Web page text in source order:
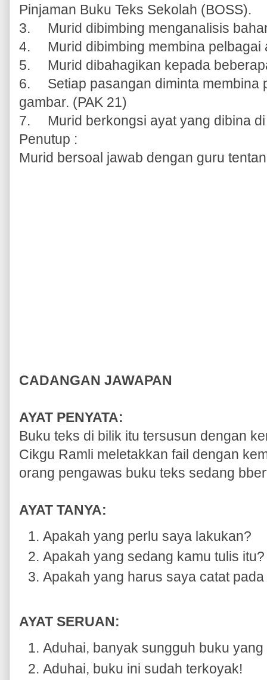
Pinjaman Buku Teks Sekolah (BOSS).
3.
Murid dibimbing menganalisis
4.
Murid dibimbing membina
5.
Murid dibahagikan kepada
6.
Setiap pasangan diminta
gambar. (PAK 21)
7.
Murid berkongsi ayat yang dibina
Penutup :
Murid bersoal jawab dengan guru
CADANGAN JAWAPAN
AYAT PENYATA:
Buku teks di bilik itu tersusun dengan
Cikgu Ramli meletakkan fail dengan
orang pengawas buku teks sedang
AYAT TANYA:
Apakah yang perlu saya lakukan?
Apakah yang sedang kamu tulis itu?
Apakah yang harus saya catat
AYAT SERUAN:
Aduhai, banyak sungguh buku
Aduhai, buku ini sudah terkoyak!